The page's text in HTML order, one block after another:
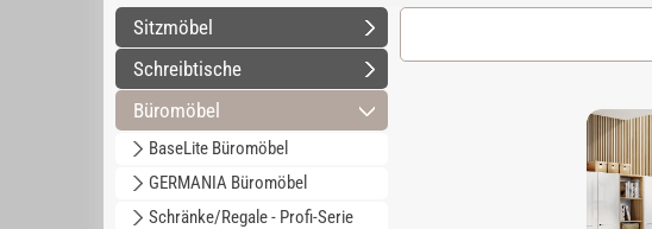
Sitzmöbel
Schreibtische
Büromöbel
BaseLite Büromöbel
GERMANIA Büromöbel
Schränke/Regale - Profi-Serie